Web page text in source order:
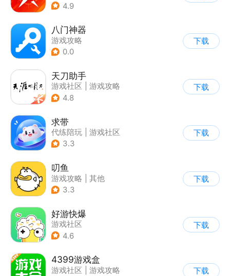
4.9
八门神器
游戏攻略
0.0
下载
天刀助手
游戏社区
游戏攻略
4.8
下载
求带
代练陪玩
游戏社区
| 兴趣社区
3.3
下载
叨鱼
游戏攻略
其他
3.3
下载
好游快爆
游戏社区
4.6
下载
4399游戏盒
游戏社区
游戏攻略
下载